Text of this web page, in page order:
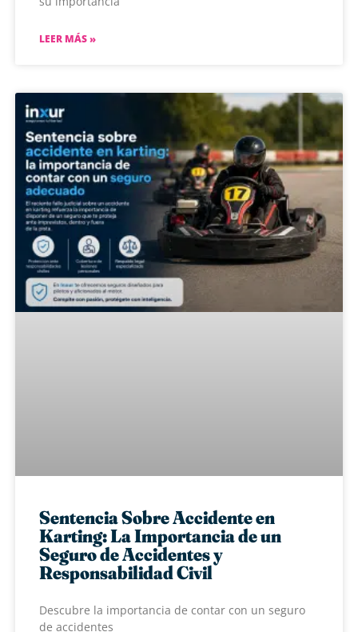
LEER MÁS »
Sentencia Sobre Accidente en
Karting: La Importancia de un
Seguro de Accidentes y
Responsabilidad Civil
Descubre la importancia de contar con un seguro
de accidentes